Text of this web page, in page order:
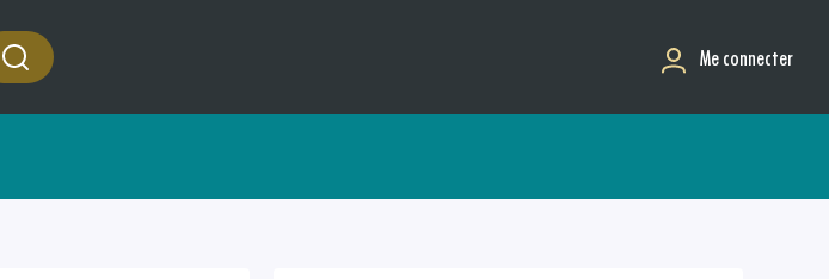
Me connecter